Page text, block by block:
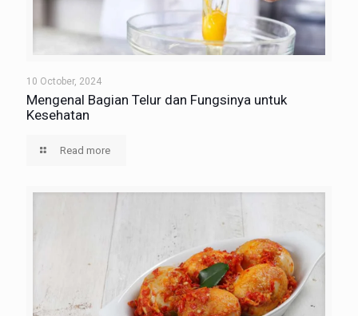
10 October, 2024
Mengenal Bagian Telur dan Fungsinya untuk
Kesehatan
Read more